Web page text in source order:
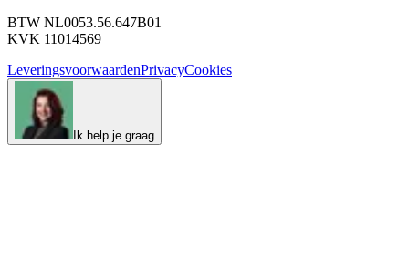
BTW NL0053.56.647B01
KVK 11014569
LeveringsvoorwaardenPrivacyCookies
Ik help je graag